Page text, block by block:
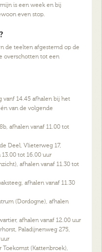
is een week en bij
even stop.
de teelten afgestemd op de
overschotten tot een
vanf 14.45 afhalen bij het
van de volgende
afhalen vanaf 11.00 tot
Deel, Vlieterweg 17,
13.00 tot 16.00 uur
afhalen vanaf 11.30 tot
afhalen vanaf 11.30
(Dordogne), afhalen
afhalen vanaf 12.00 uur
Paladijnenweg 275,
Toekomst (Kattenbroek),